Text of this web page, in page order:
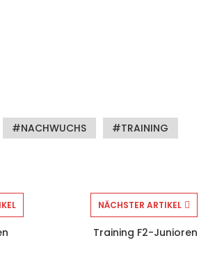
NACHWUCHS TRAINING
NÄCHSTER ARTIKEL
Training F2-Junioren